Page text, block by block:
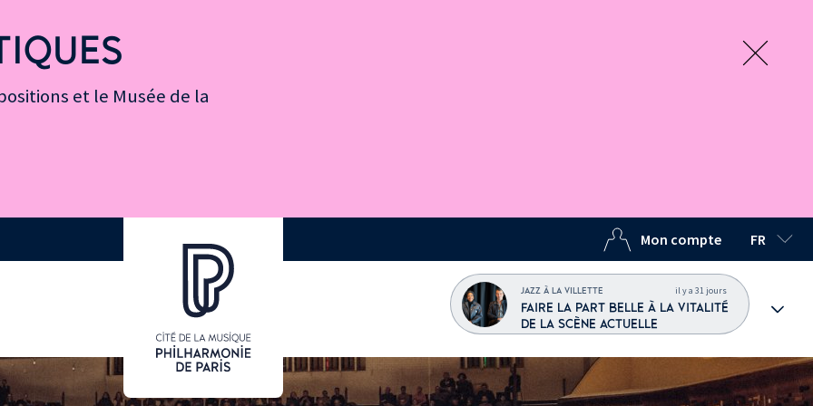
et le Musée de la
Mon compte FR
LANGUE
JAZZ À LA VILLETTE il y a 31 jours
FAIRE LA PART BELLE À LA VITALITÉ
DE LA SCÈNE ACTUELLE